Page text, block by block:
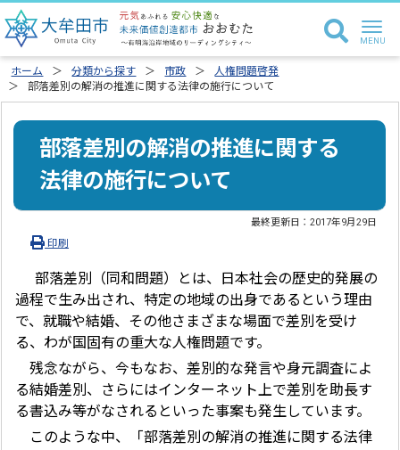
ホーム 分類から探す 市政
人権問題啓発
部落差別の解消の推進に関する法律の施行について
部落差別の解消の推進に関する
法律の施行について
最終更新日：2017年9月29日
印刷
部落差別（同和問題）とは、日本社会の歴史的発展の
過程で生み出され、特定の地域の出身であるという理由
で、就職や結婚、その他さまざまな場面で差別を受け
る、わが国固有の重大な人権問題です。
残念ながら、今もなお、差別的な発言や身元調査によ
る結婚差別、さらにはインターネット上で差別を助長す
る書込み等がなされるといった事案も発生しています。
このような中、「部落差別の解消の推進に関する法律